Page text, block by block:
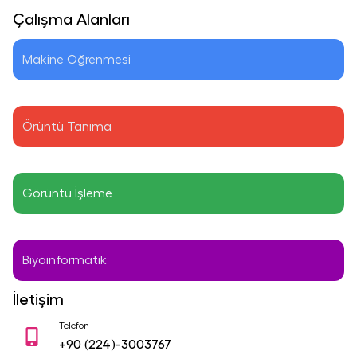
Çalışma Alanları
Makine Öğrenmesi
Örüntü Tanıma
Görüntü İşleme
Biyoinformatik
İletişim
Telefon
+90 (224)-3003767